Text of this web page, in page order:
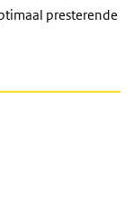
presterende